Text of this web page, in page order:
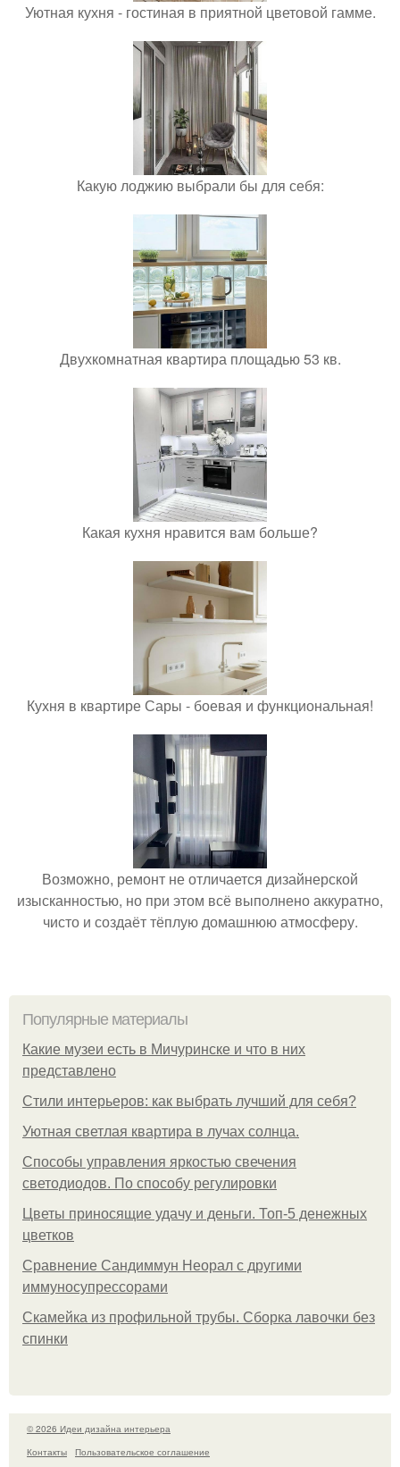
Уютная кухня - гостиная в приятной цветовой гамме.
Какую лоджию выбрали бы для себя:
Двухкомнатная квартира площадью 53 кв.
Какая кухня нравится вам больше?
Кухня в квартире Сары - боевая и функциональная!
Возможно, ремонт не отличается дизайнерской
изысканностью, но при этом всё выполнено аккуратно,
чисто и создаёт тёплую домашнюю атмосферу.
Популярные материалы
Какие музеи есть в Мичуринске и что в них
представлено
Стили интерьеров: как выбрать лучший для себя?
Уютная светлая квартира в лучах солнца.
Способы управления яркостью свечения
светодиодов. По способу регулировки
Цветы приносящие удачу и деньги. Топ-5 денежных
цветков
Сравнение Сандиммун Неорал с другими
иммуносупрессорами
Скамейка из профильной трубы. Сборка лавочки без
спинки
© 2026 Идеи дизайна интерьера
Контакты
Пользовательское соглашение